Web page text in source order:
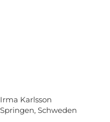
Irma Karlsson
Springen, Schweden